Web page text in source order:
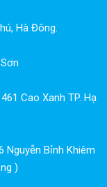
Hà Đông.
Cao Xanh TP. Hạ
Nguyễn Bỉnh Khiêm
)